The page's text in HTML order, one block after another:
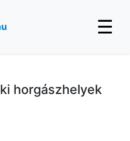
☰
horgászhelyek